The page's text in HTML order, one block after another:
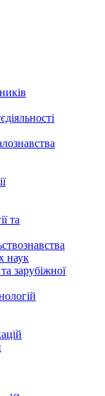
та
наук
зарубіжної